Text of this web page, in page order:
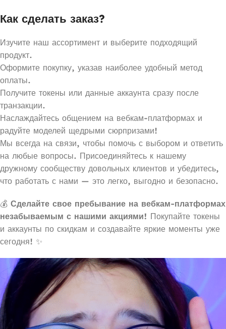
Как сделать заказ?
Изучите наш ассортимент и выберите подходящий
продукт.
Оформите покупку, указав наиболее удобный метод
оплаты.
Получите токены или данные аккаунта сразу после
транзакции.
Наслаждайтесь общением на вебкам-платформах и
радуйте моделей щедрыми сюрпризами!
Мы всегда на связи, чтобы помочь с выбором и ответить
на любые вопросы. Присоединяйтесь к нашему
дружному сообществу довольных клиентов и убедитесь,
что работать с нами — это легко, выгодно и безопасно.
💰 Сделайте свое пребывание на вебкам-платформах
незабываемым с нашими акциями! Покупайте токены
и аккаунты по скидкам и создавайте яркие моменты уже
сегодня! ✨